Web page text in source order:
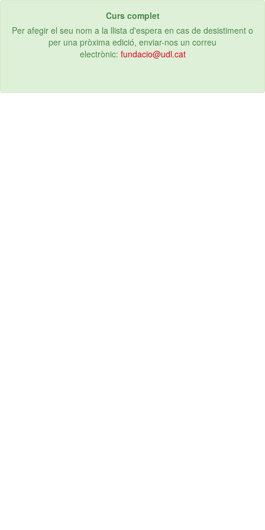
Curs complet
Per afegir el seu nom a la llista d'espera en cas de desistiment o
per una pròxima edició, enviar-nos un correu
electrònic: fundacio@udl.cat